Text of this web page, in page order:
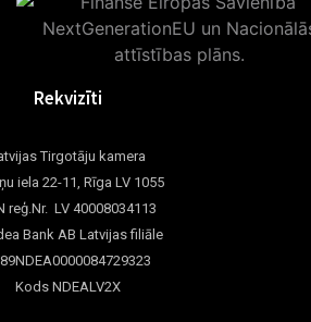
Rekvizīti
Tirgotāju kamera
iela 22-11, Rīga LV 1055
reģ.Nr. LV 40008034113
Bank AB Latvijas filiāle
Kods NDEALV2X